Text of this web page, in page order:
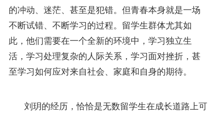
的冲动、迷茫、甚至是犯错。但青春本身就是一场
不断试错、不断学习的过程。留学生群体尤其如
此，他们需要在一个全新的环境中，学习独立生
活，学习处理复杂的人际关系，学习面对挫折，甚
至学习如何应对来自社会、家庭和自身的期待。
刘玥的经历，恰恰是无数留学生在成长道路上可